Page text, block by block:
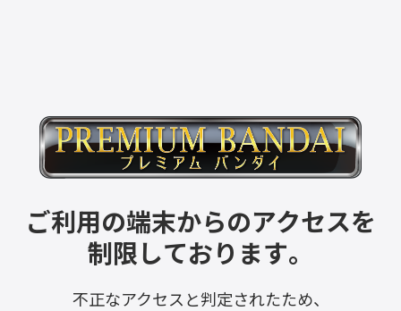
ご利用の端末からのアクセスを
制限しております。
不正なアクセスと判定されたため、